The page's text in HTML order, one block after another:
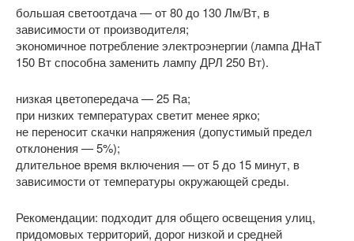
большая светоотдача — от 80 до 130 Лм/Вт, в
зависимости от производителя;
экономичное потребление электроэнергии (лампа ДНаТ
150 Вт способна заменить лампу ДРЛ 250 Вт).
низкая цветопередача — 25 Ra;
при низких температурах светит менее ярко;
не переносит скачки напряжения (допустимый предел
отклонения — 5%);
длительное время включения — от 5 до 15 минут, в
зависимости от температуры окружающей среды.
Рекомендации: подходит для общего освещения улиц,
придомовых территорий, дорог низкой и средней